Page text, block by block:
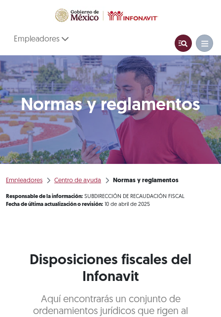
Empleadores
Normas y reglamentos
Empleadores Centro de ayuda Normas y reglamentos
Responsable de la información: SUBDIRECCIÓN DE RECAUDACIÓN FISCAL
Fecha de última actualización o revisión: 10 de abril de 2025
Disposiciones fiscales del
Infonavit
Aquí encontrarás un conjunto de
ordenamientos jurídicos que rigen al